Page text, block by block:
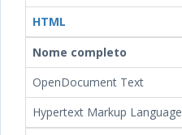
HTML
Nome completo
OpenDocument Text
Hypertext Markup Language